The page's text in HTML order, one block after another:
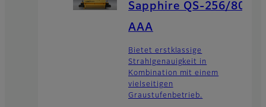
Sapphire QS-256/80
AAA
Bietet erstklassige
Strahlgenauigkeit in
Kombination mit einem
vielseitigen
Graustufenbetrieb.